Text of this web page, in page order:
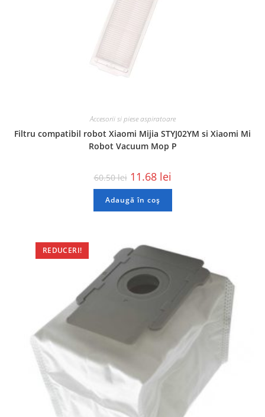
Accesorii si piese aspiratoare
Filtru compatibil robot Xiaomi Mijia STYJ02YM si Xiaomi Mi
Robot Vacuum Mop P
60.50lei 11.68 lei
Adaugă în coș
REDUCERI!